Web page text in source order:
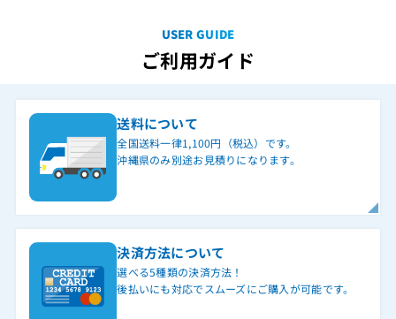
USER GUIDE
ご利用ガイド
送料について
全国送料一律1,100円（税込）です。
沖縄県のみ別途お見積りになります。
決済方法について
選べる5種類の決済方法！
後払いにも対応でスムーズにご購入が可能です。